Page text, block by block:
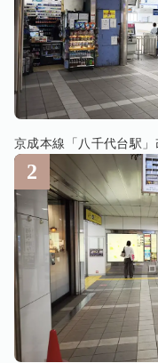
京成本線「八千代台駅」